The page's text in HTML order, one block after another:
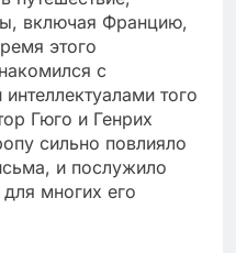
включая Францию,
этого
с
того
Гюго и Генрих
сильно повлияло
и послужило
многих его